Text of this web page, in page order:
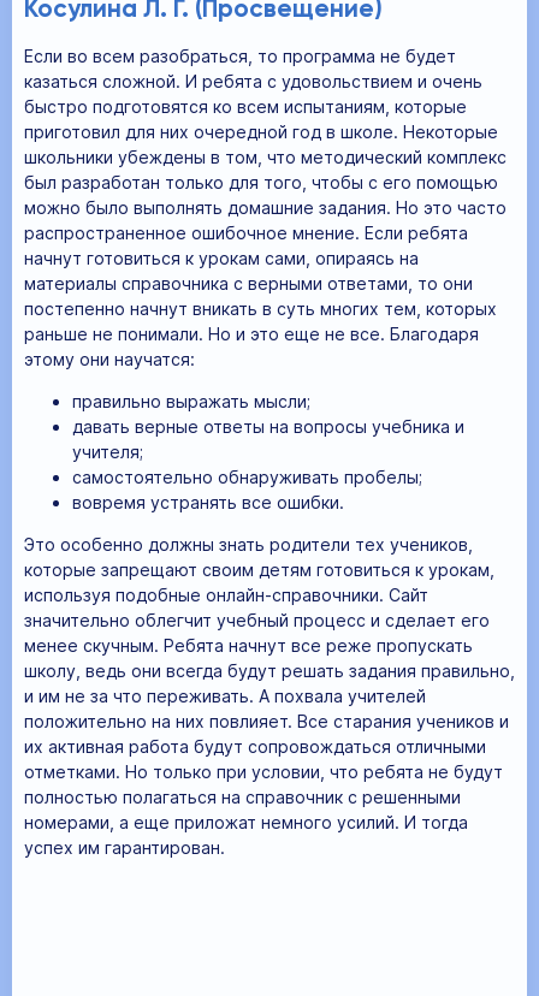
Косулина Л. Г. (Просвещение)
Если во всем разобраться, то программа не будет
казаться сложной. И ребята с удовольствием и очень
быстро подготовятся ко всем испытаниям, которые
приготовил для них очередной год в школе. Некоторые
школьники убеждены в том, что методический комплекс
был разработан только для того, чтобы с его помощью
можно было выполнять домашние задания. Но это часто
распространенное ошибочное мнение. Если ребята
начнут готовиться к урокам сами, опираясь на
материалы справочника с верными ответами, то они
постепенно начнут вникать в суть многих тем, которых
раньше не понимали. Но и это еще не все. Благодаря
этому они научатся:
правильно выражать мысли;
давать верные ответы на вопросы учебника и
учителя;
самостоятельно обнаруживать пробелы;
вовремя устранять все ошибки.
Это особенно должны знать родители тех учеников,
которые запрещают своим детям готовиться к урокам,
используя подобные онлайн-справочники. Сайт
значительно облегчит учебный процесс и сделает его
менее скучным. Ребята начнут все реже пропускать
школу, ведь они всегда будут решать задания правильно,
и им не за что переживать. А похвала учителей
положительно на них повлияет. Все старания учеников и
их активная работа будут сопровождаться отличными
отметками. Но только при условии, что ребята не будут
полностью полагаться на справочник с решенными
номерами, а еще приложат немного усилий. И тогда
успех им гарантирован.